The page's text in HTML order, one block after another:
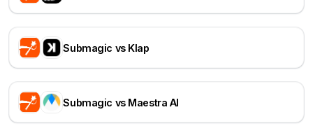
Submagic vs Klap
Submagic vs Maestra AI